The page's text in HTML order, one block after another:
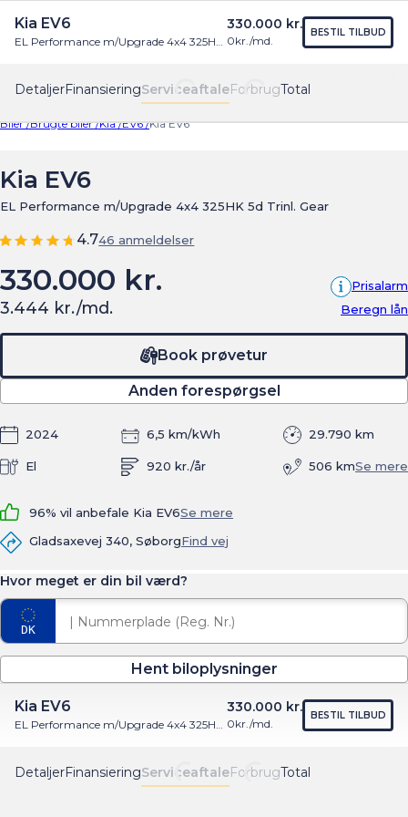
Find os Menu
DetaljerFinansieringServiceaftaleForbrugTotal
Kia EV6
EL Performance m/Upgrade 4x4 325HK 5d Trinl. Gear
330.000 kr.
0kr./md.
BESTIL TILBUD
Biler /Brugte biler /Kia /EV6 /Kia EV6
Kia EV6
EL Performance m/Upgrade 4x4 325HK 5d Trinl. Gear
4.746 anmeldelser
330.000 kr. Prisalarm
3.444 kr./md. Beregn lån
29.790 km
2024 6,5 km/kWh
920 kr./år
El 506 kmSe mere
Book prøvetur
Anden forespørgsel
96% vil anbefale Kia EV6Se mere
Gladsaxevej 340, SøborgFind vej
Hvor meget er din bil værd?
Hent biloplysninger
DetaljerFinansieringServiceaftaleForbrugTotal
Kia EV6
EL Performance m/Upgrade 4x4 325HK 5d Trinl. Gear
330.000 kr.
0kr./md.
BESTIL TILBUD